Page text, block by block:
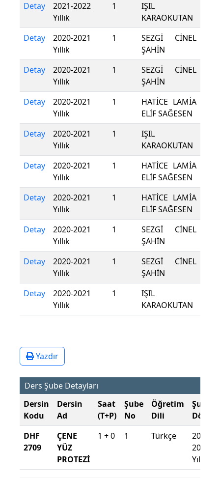
Detay
2021-2022
Yıllık
1
IŞIL
KARAOKUTAN
Detay
2020-2021
Yıllık
1
SEZGİ CİNEL
ŞAHİN
Detay
2020-2021
Yıllık
1
SEZGİ CİNEL
ŞAHİN
Detay
2020-2021
Yıllık
1
HATİCE LAMİA
ELİF SAĞESEN
Detay
2020-2021
Yıllık
1
IŞIL
KARAOKUTAN
Detay
2020-2021
Yıllık
1
HATİCE LAMİA
ELİF SAĞESEN
Detay
2020-2021
Yıllık
1
HATİCE LAMİA
ELİF SAĞESEN
Detay
2020-2021
Yıllık
1
SEZGİ CİNEL
ŞAHİN
Detay
2020-2021
Yıllık
1
SEZGİ CİNEL
ŞAHİN
Detay
2020-2021
Yıllık
1
IŞIL
KARAOKUTAN
Yazdır
Ders Şube Detayları
Dersin
Kodu
Dersin
Ad
Saat
(T+P)
Şube
No
Öğretim
Dili
Şube
DHF
2709
ÇENE
YÜZ
PROTEZİ
1 + 0 1 Türkçe
2025-
2026
Yıllık